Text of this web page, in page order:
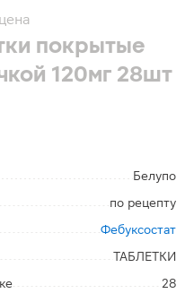
покрытые
120мг 28шт
Белупо
по рецепту
Фебуксостат
ТАБЛЕТКИ
28